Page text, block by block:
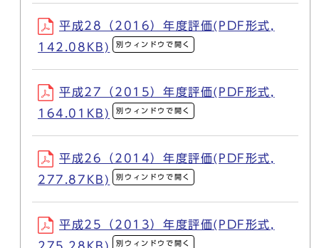
平成28（2016）年度評価(PDF形式,
142.08KB)
別ウィンドウで開く
平成27（2015）年度評価(PDF形式,
164.01KB)
別ウィンドウで開く
平成26（2014）年度評価(PDF形式,
277.87KB)
別ウィンドウで開く
平成25（2013）年度評価(PDF形式,
別ウィンドウで開く